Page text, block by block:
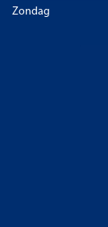
Zondag